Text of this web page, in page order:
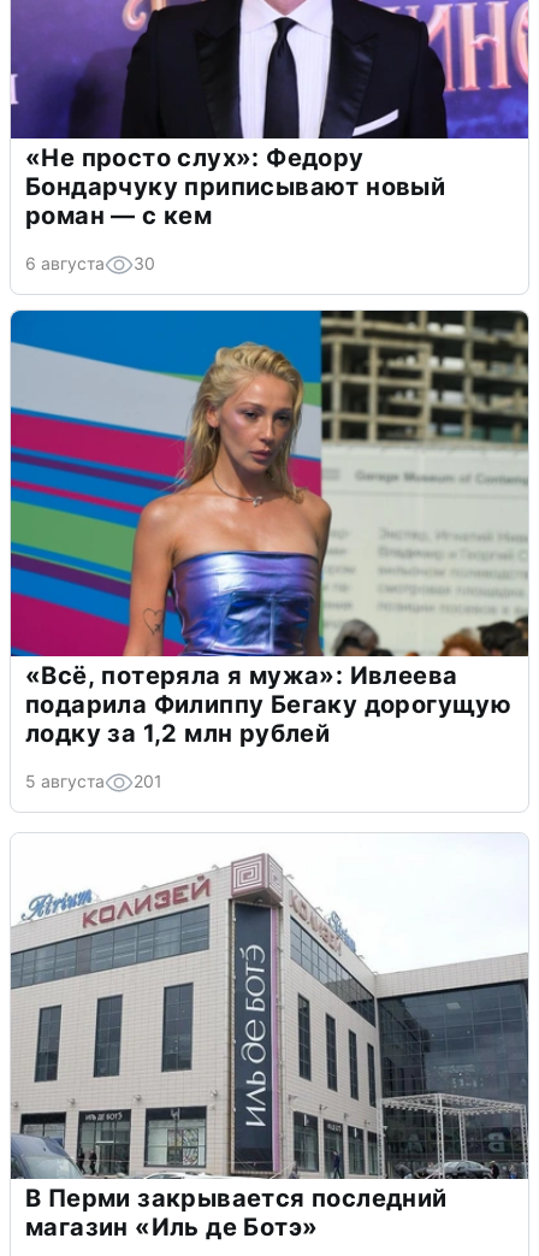
«Не просто слух»: Федору
Бондарчуку приписывают новый
роман — с кем
6 августа 30
«Всё, потеряла я мужа»: Ивлеева
подарила Филиппу Бегаку дорогущую
лодку за 1,2 млн рублей
5 августа 201
В Перми закрывается последний
магазин «Иль де Ботэ»